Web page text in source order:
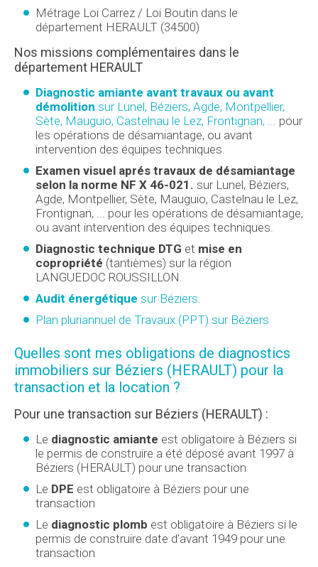
Métrage Loi Carrez / Loi Boutin dans le
département HERAULT (34500)
Nos missions complémentaires dans le
département HERAULT
Diagnostic amiante avant travaux ou avant
démolition sur Lunel, Béziers, Agde, Montpellier,
Sète, Mauguio, Castelnau le Lez, Frontignan, ... pour
les opérations de désamiantage, ou avant
intervention des équipes techniques.
Examen visuel aprés travaux de désamiantage
selon la norme NF X 46-021. sur Lunel, Béziers,
Agde, Montpellier, Sète, Mauguio, Castelnau le Lez,
Frontignan, ... pour les opérations de désamiantage,
ou avant intervention des équipes techniques.
Diagnostic technique DTG et mise en
copropriété (tantièmes) sur la région
LANGUEDOC ROUSSILLON.
Audit énergétique sur Béziers.
Plan pluriannuel de Travaux (PPT) sur Béziers
Quelles sont mes obligations de diagnostics
immobiliers sur Béziers (HERAULT) pour la
transaction et la location ?
Pour une transaction sur Béziers (HERAULT) :
Le diagnostic amiante est obligatoire à Béziers si
le permis de construire a été déposé avant 1997 à
Béziers (HERAULT) pour une transaction
Le DPE est obligatoire à Béziers pour une
transaction
Le diagnostic plomb est obligatoire à Béziers si le
permis de construire date d'avant 1949 pour une
transaction